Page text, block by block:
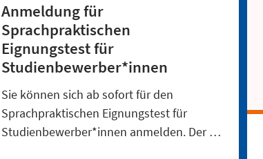
Anmeldung für
Sprachpraktischen
Eignungstest für
Studienbewerber*innen
Sie können sich ab sofort für den
Sprachpraktischen Eignungstest für
Studienbewerber*innen anmelden. Der …